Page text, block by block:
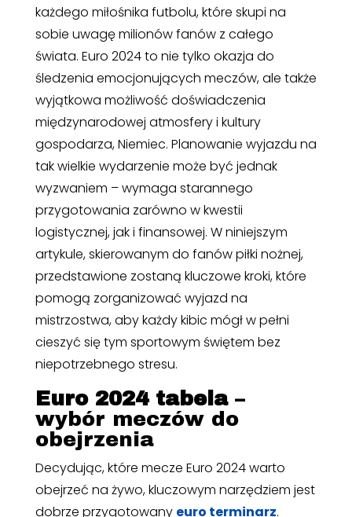
każdego miłośnika futbolu, które skupi na
sobie uwagę milionów fanów z całego
świata. Euro 2024 to nie tylko okazja do
śledzenia emocjonujących meczów, ale także
wyjątkowa możliwość doświadczenia
międzynarodowej atmosfery i kultury
gospodarza, Niemiec. Planowanie wyjazdu na
tak wielkie wydarzenie może być jednak
wyzwaniem – wymaga starannego
przygotowania zarówno w kwestii
logistycznej, jak i finansowej. W niniejszym
artykule, skierowanym do fanów piłki nożnej,
przedstawione zostaną kluczowe kroki, które
pomogą zorganizować wyjazd na
mistrzostwa, aby każdy kibic mógł w pełni
cieszyć się tym sportowym świętem bez
niepotrzebnego stresu.
Euro 2024 tabela–
wybór meczów do
obejrzenia
Decydując, które mecze Euro 2024 warto
obejrzeć na żywo, kluczowym narzędziem jest
dobrze przygotowany euro terminarz.